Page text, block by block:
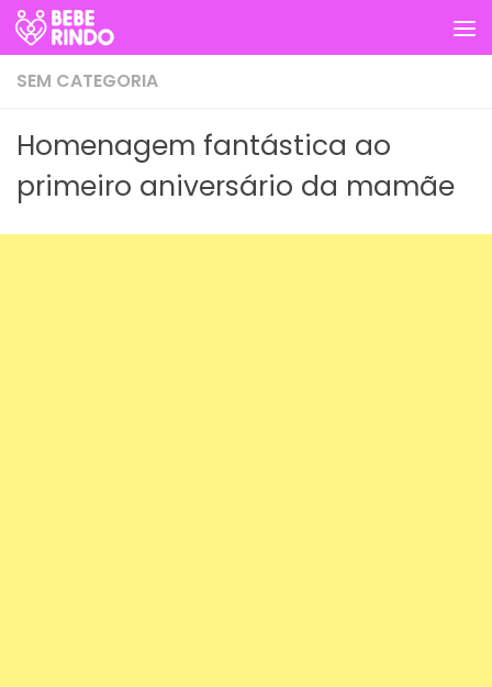
Skip to content
SEM CATEGORIA
Homenagem fantástica ao
primeiro aniversário da mamãe